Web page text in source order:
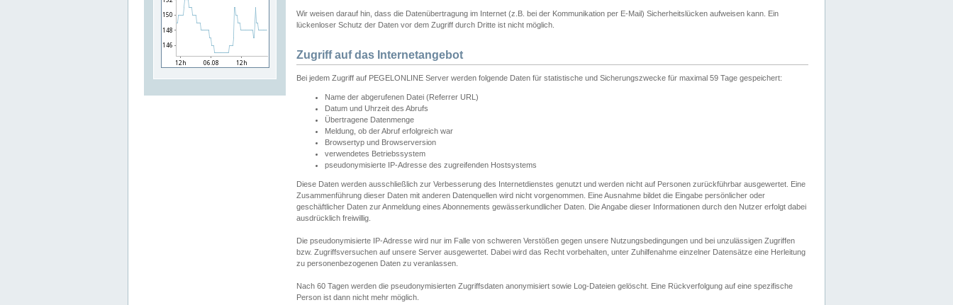
Wir weisen darauf hin, dass die Datenübertragung im Internet (z.B. bei der Kommunikation per E-Mail) Sicherheitslücken aufweisen kann. Ein
lückenloser Schutz der Daten vor dem Zugriff durch Dritte ist nicht möglich.
Zugriff auf das Internetangebot
Bei jedem Zugriff auf PEGELONLINE Server werden folgende Daten für statistische und Sicherungszwecke für maximal 59 Tage gespeichert:
Name der abgerufenen Datei (Referrer URL)
Datum und Uhrzeit des Abrufs
Übertragene Datenmenge
Meldung, ob der Abruf erfolgreich war
Browsertyp und Browserversion
verwendetes Betriebssystem
pseudonymisierte IP-Adresse des zugreifenden Hostsystems
Diese Daten werden ausschließlich zur Verbesserung des Internetdienstes genutzt und werden nicht auf Personen zurückführbar ausgewertet. Eine
Zusammenführung dieser Daten mit anderen Datenquellen wird nicht vorgenommen. Eine Ausnahme bildet die Eingabe persönlicher oder
geschäftlicher Daten zur Anmeldung eines Abonnements gewässerkundlicher Daten. Die Angabe dieser Informationen durch den Nutzer erfolgt dabei
ausdrücklich freiwillig.
Die pseudonymisierte IP-Adresse wird nur im Falle von schweren Verstößen gegen unsere Nutzungsbedingungen und bei unzulässigen Zugriffen
bzw. Zugriffsversuchen auf unsere Server ausgewertet. Dabei wird das Recht vorbehalten, unter Zuhilfenahme einzelner Datensätze eine Herleitung
zu personenbezogenen Daten zu veranlassen.
Nach 60 Tagen werden die pseudonymisierten Zugriffsdaten anonymisiert sowie Log-Dateien gelöscht. Eine Rückverfolgung auf eine spezifische
Person ist dann nicht mehr möglich.